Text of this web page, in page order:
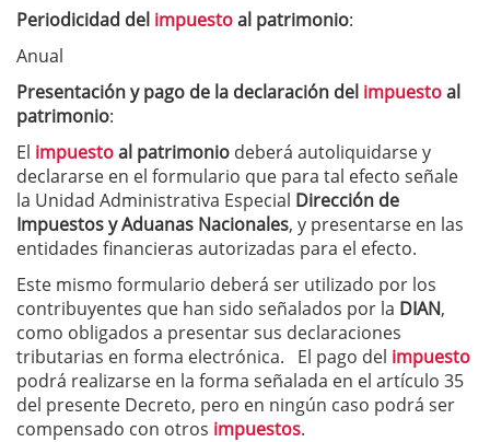
Periodicidad del impuestoal patrimonio:
Anual
Presentación y pago de la declaración del impuestoal
patrimonio:
El impuestoal patrimonio deberá autoliquidarse y
declararse en el formulario que para tal efecto señale
la Unidad Administrativa Especial Dirección de
Impuestos y Aduanas Nacionales, y presentarse en las
entidades financieras autorizadas para el efecto.
Este mismo formulario deberá ser utilizado por los
contribuyentes que han sido señalados por la DIAN,
como obligados a presentar sus declaraciones
tributarias en forma electrónica. El pago del impuesto
podrá realizarse en la forma señalada en el artículo 35
del presente Decreto, pero en ningún caso podrá ser
compensado con otros impuestos.